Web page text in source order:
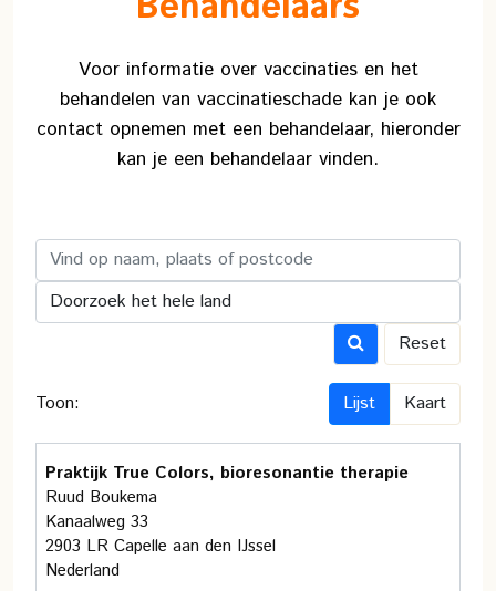
Voor informatie over vaccinaties en het
behandelen van vaccinatieschade kan je ook
contact opnemen met een behandelaar, hieronder
kan je een behandelaar vinden.
Reset
Toon: Lijst Kaart
Praktijk True Colors, bioresonantie therapie
Ruud Boukema
Kanaalweg 33
2903 LR Capelle aan den IJssel
Nederland